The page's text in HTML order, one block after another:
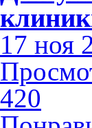
17 ноя
420